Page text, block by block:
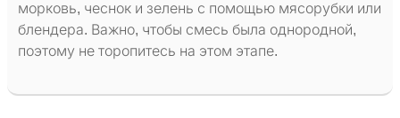
морковь, чеснок и зелень с помощью мясорубки или
блендера. Важно, чтобы смесь была однородной,
поэтому не торопитесь на этом этапе.